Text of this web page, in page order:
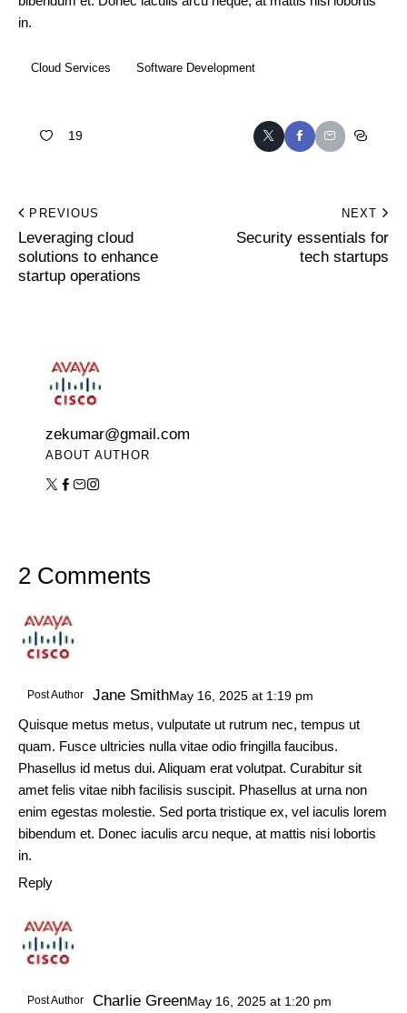
in.
Cloud Services Software Development
19
PREVIOUS
Leveraging cloud
solutions to enhance
startup operations
NEXT
Security essentials for
tech startups
zekumar@gmail.com
ABOUT AUTHOR
2 Comments
Post Author Jane SmithMay 16, 2025 at 1:19 pm
Quisque metus metus, vulputate ut rutrum nec, tempus ut
quam. Fusce ultricies nulla vitae odio fringilla faucibus.
Phasellus id metus dui. Aliquam erat volutpat. Curabitur sit
amet felis vitae nibh facilisis suscipit. Phasellus at urna non
enim egestas molestie. Sed porta tristique ex, vel iaculis lorem
bibendum et. Donec iaculis arcu neque, at mattis nisi lobortis
in.
Reply
Post Author Charlie GreenMay 16, 2025 at 1:20 pm